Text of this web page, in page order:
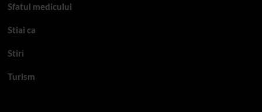
Sfatul medicului
Stiai ca
Stiri
Turism